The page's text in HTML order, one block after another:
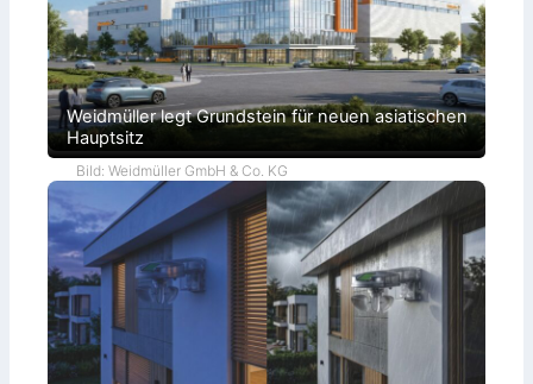
Weidmüller legt Grundstein für neuen asiatischen
Hauptsitz
Bild: Weidmüller GmbH & Co. KG